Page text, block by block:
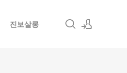
진보살롱